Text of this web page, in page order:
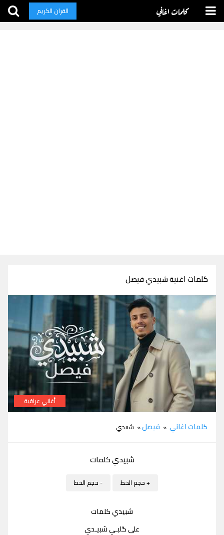
كلمات اغاني القران الكريم
كلمات اغنية شبيدي فيصل
أغاني عراقية
كلمات اغاني » فيصل» شبيدي
شبيدي كلمات
+ حجم الخط - حجم الخط
شبيدي كلمات
على گلبـي شبيـدي